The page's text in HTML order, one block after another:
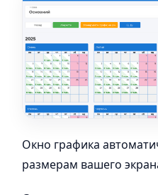
Окно графика
размерам вашего